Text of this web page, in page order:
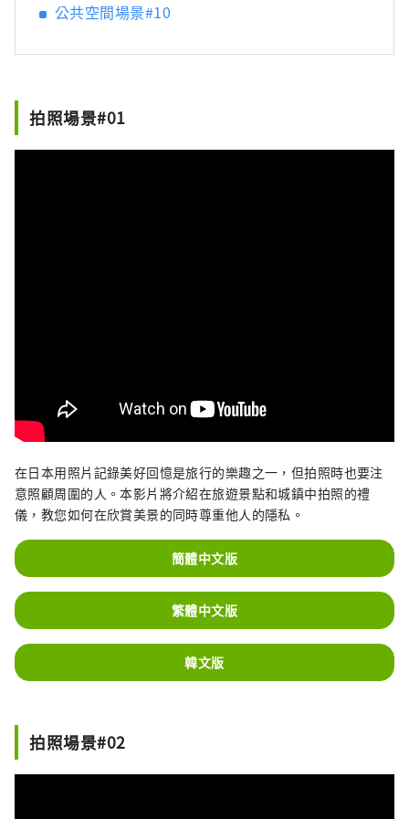
公共空間場景#10
拍照場景#01
在日本用照片記錄美好回憶是旅行的樂趣之一，但拍照時也要注
意照顧周圍的人。本影片將介紹在旅遊景點和城鎮中拍照的禮
儀，教您如何在欣賞美景的同時尊重他人的隱私。
簡體中文版
繁體中文版
韓文版
拍照場景#02